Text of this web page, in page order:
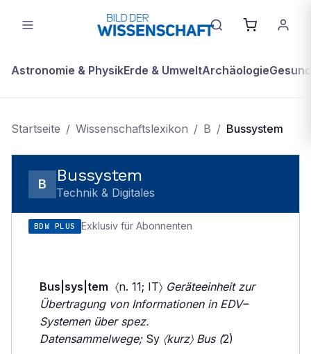
Astronomie & PhysikErde & UmweltArchäologie
Startseite / Wissenschaftslexikon / B / Bussystem
B Bussystem
Technik & Digitales
BDW PLUS Exklusiv für Abonnenten
Bus|sys|tem 〈n. 11; IT〉 Geräteeinheit zur
Übertragung von Informationen in EDV–
Systemen über spez.
Datensammelwege;Sy 〈kurz〉 Bus (2)